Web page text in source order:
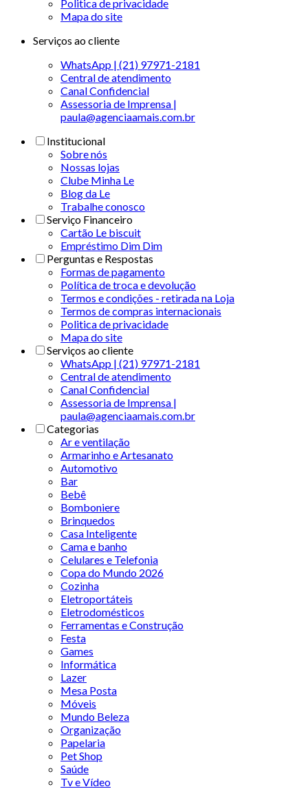
Politica de privacidade
Mapa do site
Serviços ao cliente
WhatsApp | (21) 97971-2181
Central de atendimento
Canal Confidencial
Assessoria de Imprensa |
paula@agenciaamais.com.br
Institucional
Sobre nós
Nossas lojas
Clube Minha Le
Blog da Le
Trabalhe conosco
Serviço Financeiro
Cartão Le biscuit
Empréstimo Dim Dim
Perguntas e Respostas
Formas de pagamento
Política de troca e devolução
Termos e condições - retirada na Loja
Termos de compras internacionais
Politica de privacidade
Mapa do site
Serviços ao cliente
WhatsApp | (21) 97971-2181
Central de atendimento
Canal Confidencial
Assessoria de Imprensa |
paula@agenciaamais.com.br
Categorias
Ar e ventilação
Armarinho e Artesanato
Automotivo
Bar
Bebê
Bomboniere
Brinquedos
Casa Inteligente
Cama e banho
Celulares e Telefonia
Copa do Mundo 2026
Cozinha
Eletroportáteis
Eletrodomésticos
Ferramentas e Construção
Festa
Games
Informática
Lazer
Mesa Posta
Móveis
Mundo Beleza
Organização
Papelaria
Pet Shop
Saúde
Tv e Vídeo